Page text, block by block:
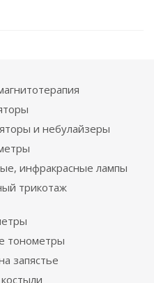
и небулайзеры
инфракрасные лампы
трикотаж
тонометры
запястье